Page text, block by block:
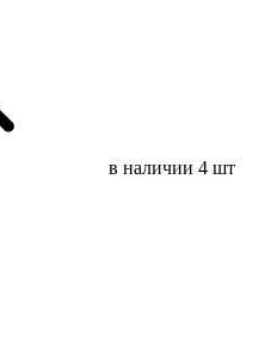
в наличии 4 шт